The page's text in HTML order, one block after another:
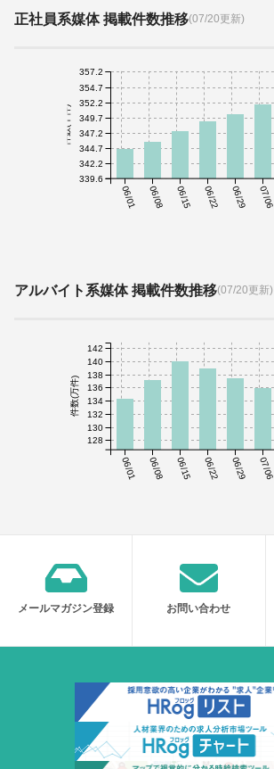
正社員系媒体 掲載件数推移(07/20更新)
06/01 06/08 06/15 06/22 06/29 07/06
件数(千件)
339.6
342.2
344.7
347.2
349.7
352.2
354.7
357.2
アルバイト系媒体 掲載件数推移(07/20更新)
06/01 06/08 06/15 06/22 06/29 07/06
件数(万件)
128
130
132
134
136
138
140
142
メールマガジン登録 お問い合わせ